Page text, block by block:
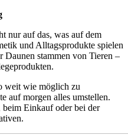
nur auf das, was auf dem
und Alltagsprodukte spielen
Daunen stammen von Tieren –
weit wie möglich zu
auf morgen alles umstellen.
beim Einkauf oder bei der